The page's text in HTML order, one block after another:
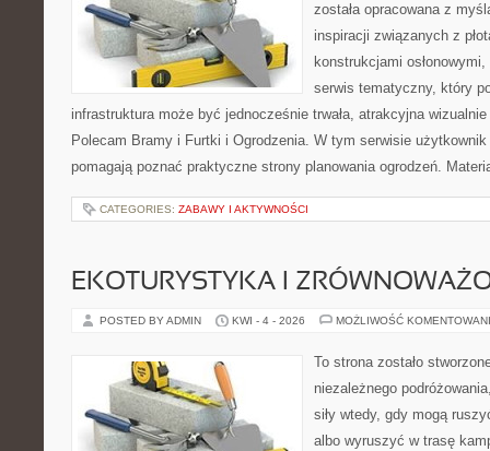
została opracowana z
inspiracji związanych z
konstrukcjami
serwis tematyczny, który
infrastruktura może być jednocześnie trwała, atrakcyjna
Polecam Bramy i Furtki i Ogrodzenia. W tym serwisie użytkownik
pomagają poznać praktyczne strony planowania ogrodzeń.
CATEGORIES: ZABAWY I AKTYWNOŚCI
EKOTURYSTYKA I
POSTED BY ADMIN KWI - 4 - 2026 MOŻLIWOŚĆ
To strona zostało
niezależnego
siły wtedy, gdy mogą
albo wyruszyć w trasę